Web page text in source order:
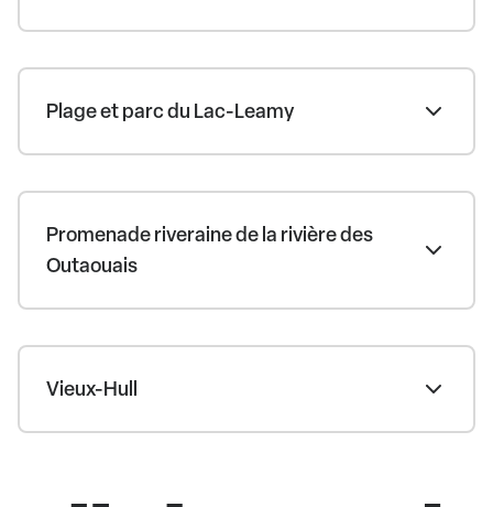
Plage et parc du Lac-Leamy
Promenade riveraine de la rivière des
Outaouais
Vieux-Hull